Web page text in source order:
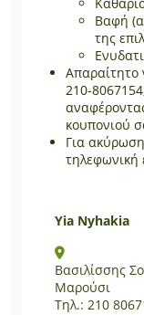
Βαφή
της
Απαραίτητο
210-
κουπονιού
Για
τηλεφωνική
Yia Nyhakia
Βασιλίσσης
Μαρούσι
Τηλ.: 210